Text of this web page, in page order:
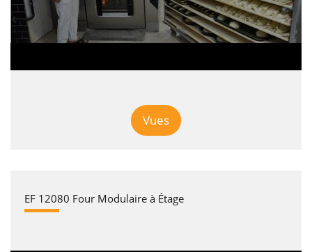
Vues
EF 12080 Four Modulaire à Étage